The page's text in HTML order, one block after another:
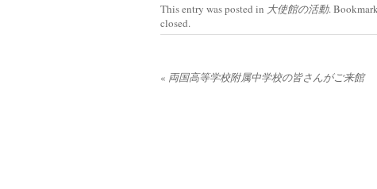
This entry was posted in 大使館の活動.
closed.
« 両国高等学校附属中学校の皆さんがご来館